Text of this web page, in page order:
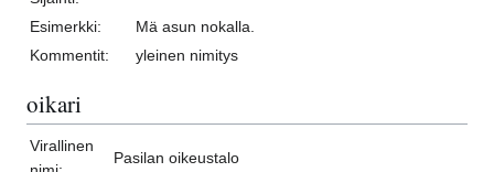
Esimerkki:
Mä asun nokalla.
Kommentit:
yleinen nimitys
oikari
Virallinen
Pasilan oikeustalo